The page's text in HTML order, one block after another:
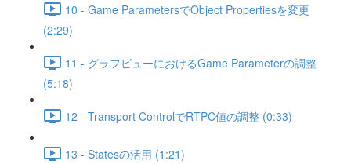
10 - Game ParametersでObject Propertiesを変更
(2:29)
11 - グラフビューにおけるGame Parameterの調整
(5:18)
12 - Transport ControlでRTPC値の調整 (0:33)
13 - Statesの活用 (1:21)